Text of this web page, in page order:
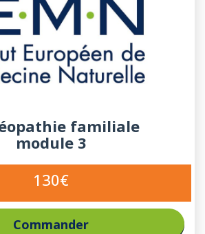
familiale
module 3
130€
Commander